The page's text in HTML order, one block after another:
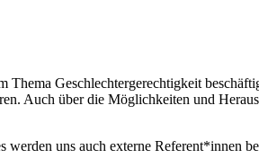
Geschlechtergerechtigkeit
Auch über die Möglichkeiten und
uns auch externe Referent*innen